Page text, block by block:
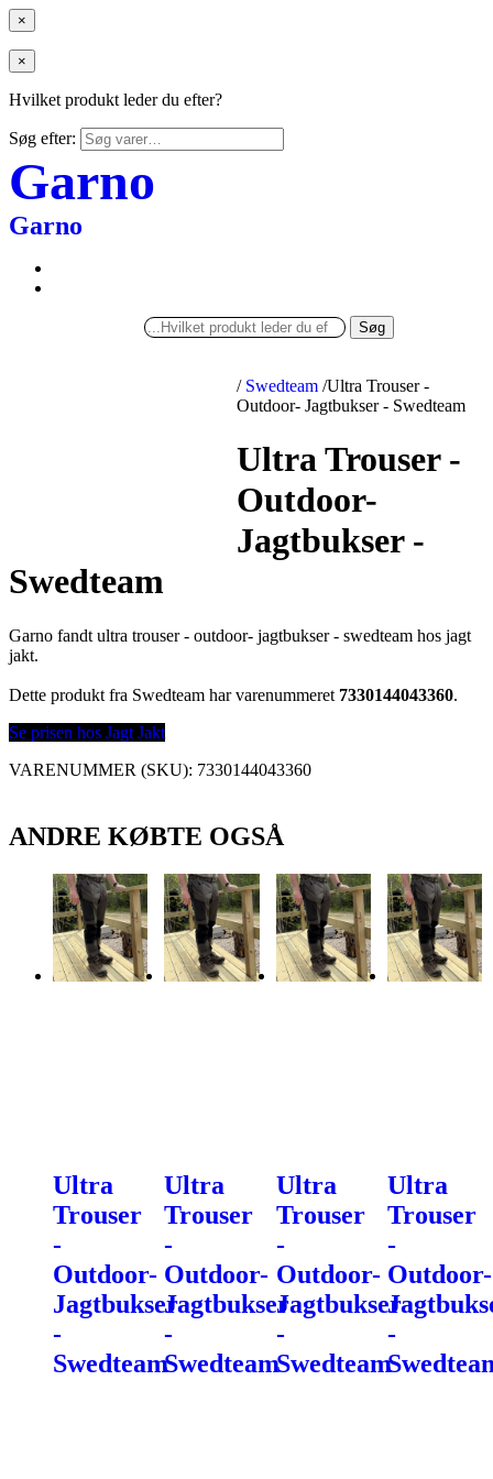
×
×
Hvilket produkt leder du efter?
Søg efter:
Garno
Garno
Søg
/ Swedteam /Ultra Trouser -
Outdoor- Jagtbukser - Swedteam
Ultra Trouser -
Outdoor-
Jagtbukser -
Swedteam
Garno fandt ultra trouser - outdoor- jagtbukser - swedteam hos jagt
jakt.
Dette produkt fra Swedteam har varenummeret 7330144043360.
Se prisen hos Jagt Jakt
VARENUMMER (SKU): 7330144043360
ANDRE KØBTE OGSÅ
Ultra
Trouser
-
Outdoor-
Jagtbukser
-
Swedteam
Ultra
Trouser
-
Outdoor-
Jagtbukser
-
Swedteam
Ultra
Trouser
-
Outdoor-
Jagtbukser
-
Swedteam
Ultra
Trouser
-
Outdoor-
-